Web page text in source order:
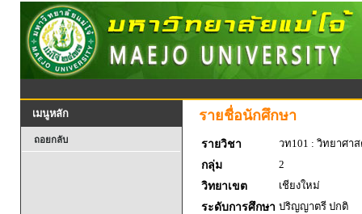
เมนูหลัก
ถอยกลับ
รายชื่อนักศึกษา
รายวิชา
วท101 : วิทยาศา
กลุ่ม
2
วิทยาเขต
เชียงใหม่
ระดับการศึกษา ปริญญาตรี ปกติ